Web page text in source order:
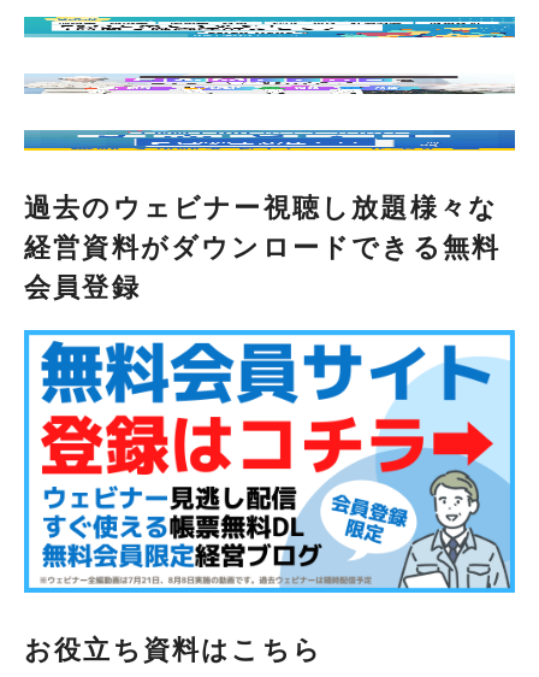
過去のウェビナー視聴し放題様々な
経営資料がダウンロードできる無料
会員登録
お役立ち資料はこちら